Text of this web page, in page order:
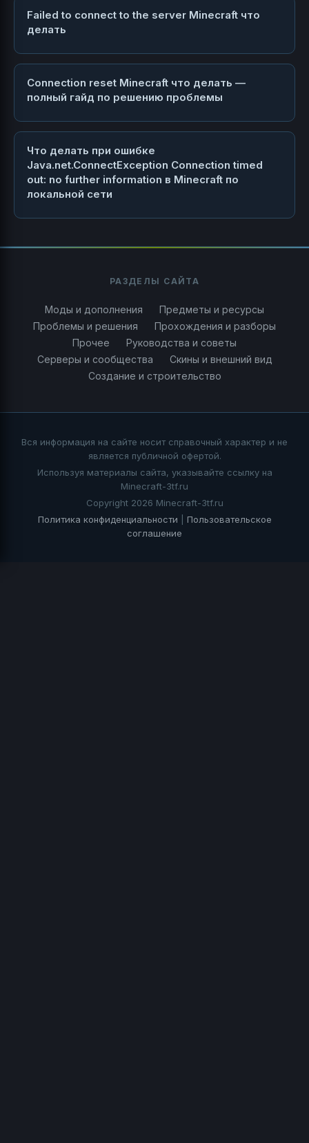
Failed to connect to the server Minecraft что
делать
Connection reset Minecraft что делать —
полный гайд по решению проблемы
Что делать при ошибке
Java.net.ConnectException Connection timed
out: no further information в Minecraft по
локальной сети
РАЗДЕЛЫ САЙТА
Моды и дополнения
Предметы и ресурсы
Проблемы и решения
Прохождения и разборы
Прочее
Руководства и советы
Серверы и сообщества
Скины и внешний вид
Создание и строительство
Вся информация на сайте носит справочный характер и не
является публичной офертой.
Используя материалы сайта, указывайте ссылку на
Minecraft-3tf.ru
Copyright 2026 Minecraft-3tf.ru
Политика конфиденциальности
Пользовательское
соглашение